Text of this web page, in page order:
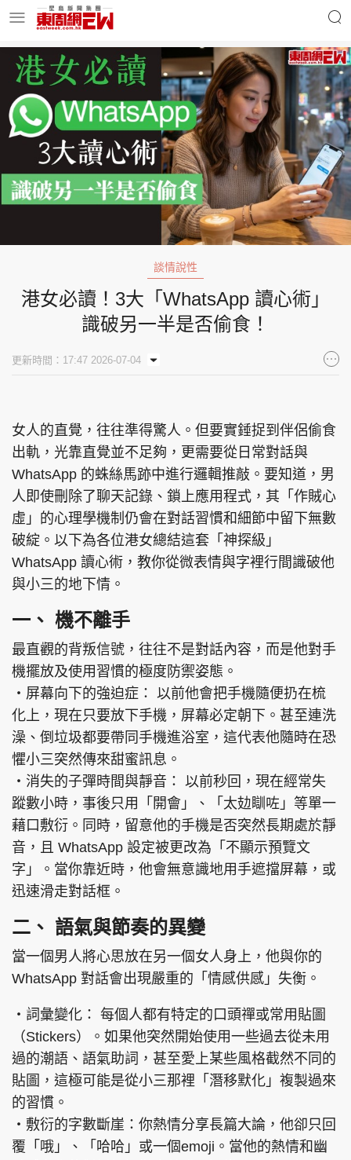
明星名人 時事財經
東周Ladies 優享生活
會員活動
玄學靈異 東周專欄
東周刊 cazbuyer 東Touch
PCM 電腦廣場 星島頭條 星島日報
頭條日報
親子王 Oh!爸媽 JobMarket
頭條搵工 EDUPLUS
關於我們
聯絡我們
隱私政策聲明
使用條款
版權及免責聲明
©Eastweek.com.hk. All rights reserved.
談情說性
港女必讀！3大「WhatsApp 讀心術」
識破另一半是否偷食！
更新時間：17:47 2026-07-04
女人的直覺，往往準得驚人。但要實錘捉到伴侶偷食
出軌，光靠直覺並不足夠，更需要從日常對話與
WhatsApp 的蛛絲馬跡中進行邏輯推敲。要知道，男
人即使刪除了聊天記錄、鎖上應用程式，其「作賊心
虛」的心理學機制仍會在對話習慣和細節中留下無數
破綻。以下為各位港女總結這套「神探級」
WhatsApp 讀心術，教你從微表情與字裡行間識破他
與小三的地下情。
一、 機不離手
最直觀的背叛信號，往往不是對話內容，而是他對手
機擺放及使用習慣的極度防禦姿態。
‧屏幕向下的強迫症： 以前他會把手機隨便扔在梳
化上，現在只要放下手機，屏幕必定朝下。甚至連洗
澡、倒垃圾都要帶同手機進浴室，這代表他隨時在恐
懼小三突然傳來甜蜜訊息。
‧消失的子彈時間與靜音： 以前秒回，現在經常失
蹤數小時，事後只用「開會」、「太攰瞓咗」等單一
藉口敷衍。同時，留意他的手機是否突然長期處於靜
音，且 WhatsApp 設定被更改為「不顯示預覽文
字」。當你靠近時，他會無意識地用手遮擋屏幕，或
迅速滑走對話框。
二、 語氣與節奏的異變
當一個男人將心思放在另一個女人身上，他與你的
WhatsApp 對話會出現嚴重的「情感供感」失衡。
‧詞彙變化： 每個人都有特定的口頭禪或常用貼圖
（Stickers）。如果他突然開始使用一些過去從未用
過的潮語、語氣助詞，甚至愛上某些風格截然不同的
貼圖，這極可能是從小三那裡「潛移默化」複製過來
的習慣。
‧敷衍的字數斷崖：你熱情分享長篇大論，他卻只回
覆「哦」、「哈哈」或一個emoji。當他的熱情和幽